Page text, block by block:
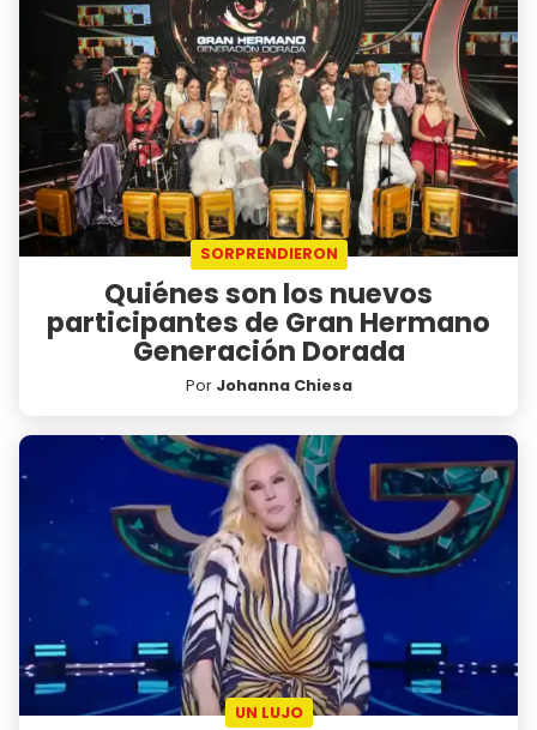
SORPRENDIERON
Quiénes son los nuevos
participantes de Gran Hermano
Generación Dorada
Por Johanna Chiesa
UN LUJO